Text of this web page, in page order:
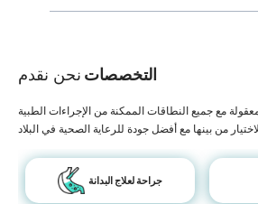
التخصصات نحن نقدم
مع جميع النطاقات الممكنة من الإجراءات الطبية
جراحة لعلاج البدانة